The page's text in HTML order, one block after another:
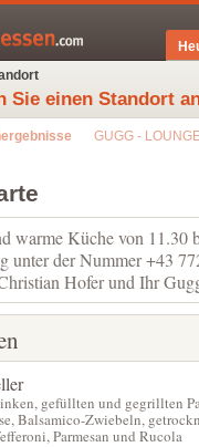
Sie einen Standort
GUGG -
warme Küche von 11.30
unter der Nummer +43
Hofer und Ihr
gefüllten und gegrillten
Balsamico-Zwiebeln,
Parmesan und Rucola